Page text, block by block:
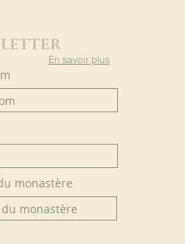
En savoir plus
monastère